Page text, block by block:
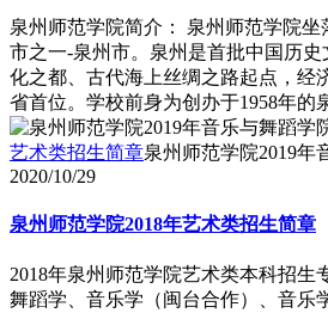
泉州师范学院简介： 泉州师范学院
市之一-泉州市。泉州是首批中国历
化之都、古代海上丝绸之路起点，经
省首位。学校前身为创办于1958年的
艺术类招生简章泉州师范学院2019年
2020/10/29
泉州师范学院2018年艺术类招生简章
2018年泉州师范学院艺术类本科招生
舞蹈学、音乐学（闽台合作）、音乐